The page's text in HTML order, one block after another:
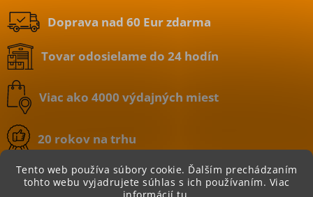
Tento web používa súbory cookie. Ďalším prechádzaním
tohto webu vyjadrujete súhlas s ich používaním. Viac
Doprava nad 60 Eur zdarma
Tovar odosielame do 24 hodín
Viac ako 4000 výdajných miest
20 rokov na trhu